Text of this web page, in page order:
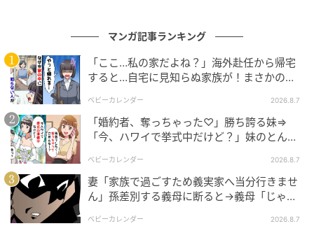
マンガ記事ランキング
「ここ…私の家だよね？」海外赴任から帰宅
すると…自宅に見知らぬ家族が！まさかの真
ベビーカレンダー 2026.8.7
「婚約者、奪っちゃった♡」勝ち誇る妹⇒
「今、ハワイで挙式中だけど？」妹のとんで
ベビーカレンダー 2026.8.7
妻「家族で過ごすため義実家へ当分行きませ
ん」孫差別する義母に断ると→義母「じゃ
ベビーカレンダー 2026.8.7